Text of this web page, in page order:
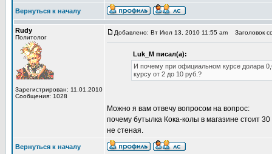
Вернуться к началу
Rudy
Политолог
Зарегистрирован: 11.01.2010
Сообщения: 1028
Добавлено: Вт Июл 13, 2010 11:55 am Заголовок
Luk_M писал(а):
И почему при официальном курсе долара
курсу от 2 до 10 руб.?
Можно я вам отвечу вопросом на вопрос:
почему бутылка Кока-колы в магазине стоит
не стеная.
Вернуться к началу